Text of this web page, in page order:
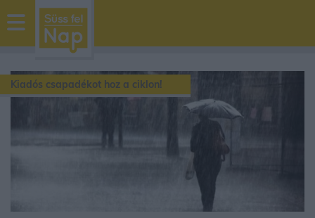
sussfelnap.hu
időjárás
Kiadós csapadékot hoz a ciklon!